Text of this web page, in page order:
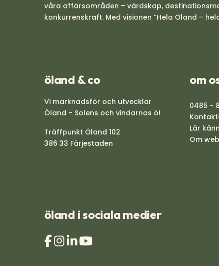
våra affärsområden – värdskap,
konkurrenskraft. Med visionen ”Hela Öland –
öland & co
Vi marknadsför och utvecklar
Öland – Solens och vindarnas ö!
Träffpunkt Öland 102
386 33 Färjestaden
om
0485 -
Lär
Om
öland i sociala medier